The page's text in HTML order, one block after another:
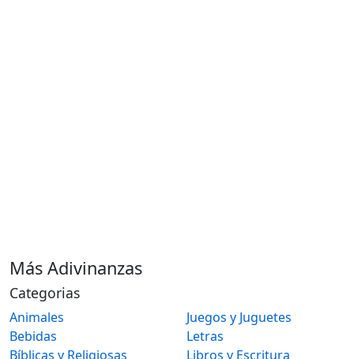
Más Adivinanzas
Categorias
Animales
Bebidas
Bíblicas y Religiosas
Juegos y Juguetes
Letras
Libros y Escritura